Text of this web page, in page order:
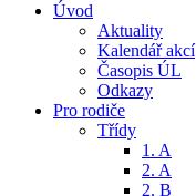
Úvod
Aktuality
Kalendář akcí
Časopis ÚL
Odkazy
Pro rodiče
Třídy
1. A
2. A
2. B